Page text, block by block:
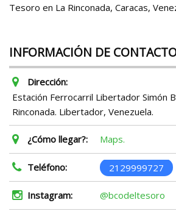
Tesoro en La Rinconada, Caracas,
INFORMACIÓN DE
Dirección:
Estación Ferrocarril Libertador Simón
Rinconada. Libertador, Venezuela.
¿Cómo llegar?: Maps.
Teléfono: 2129999727
Instagram: @bcodeltesoro